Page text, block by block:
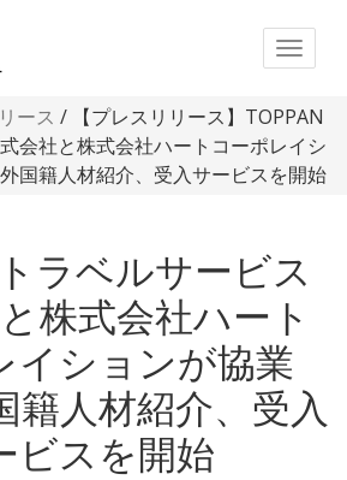
ース / 【プレスリリース】TOPPAN
会社と株式会社ハートコーポレイシ
国籍人材紹介、受入サービスを開始
ラベルサービス
株式会社ハート
イションが協業
籍人材紹介、受入
ビスを開始